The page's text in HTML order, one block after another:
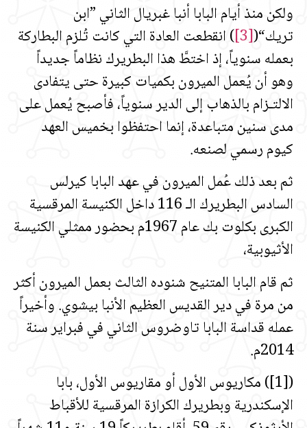
ولكن منذ أيام البابا أنبا غبريال الثاني ”ابن
تريك“(
[3]
)انقطعت العادة التي كانت تُلزم البطاركة
بعمله سنوياً، إذ اختطَّ هذا البطريرك نظاماً جديداً
وهو أن يُعمل الميرون بكميات كبيرة حتى يتفادى
الالتـزام بالذهاب إلى الدير سنوياً، فأصبح يُعمل على
مدى سنين متباعدة، إنما احتفظوا بخميس العهد
كيوم رسمي لصنعه.
ثم بعد ذلك عُمل الميرون في عهد البابا كيرلس
السادس البطريرك الـ 116 داخل الكنيسة المرقسية
الكبرى بكلوت بك عام 1967م بحضور ممثلي الكنيسة
الأثيوبية،
ثم قام البابا المتنيح شنوده الثالث بعمل الميرون أكثر
من مرة في دير القديس العظيم الأنبا بيشوي. وأخيراً
عمله قداسة البابا تاوضروس الثاني في فبراير سنة
2014م.
([1]) مكاريوس الأول أو مقاريوس الأول، بابا
الإسكندرية وبطريرك الكرازة المرقسية للأقباط